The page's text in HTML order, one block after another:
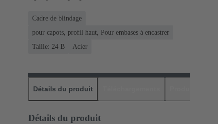
Cadre de blindage
pour capots, profil haut, Pour embases à encastrer
Taille: 24 B
Acier
Détails du produit
Détails du produit